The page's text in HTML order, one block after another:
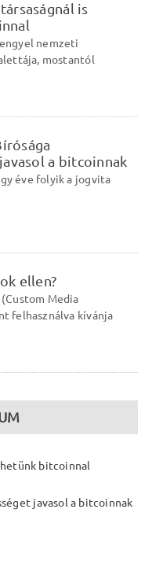
is
nemzeti
mostantól
a bitcoinnak
éve folyik a jogvita
ellen?
Media
felhasználva kívánja
bitcoinnal
javasol a bitcoinnak